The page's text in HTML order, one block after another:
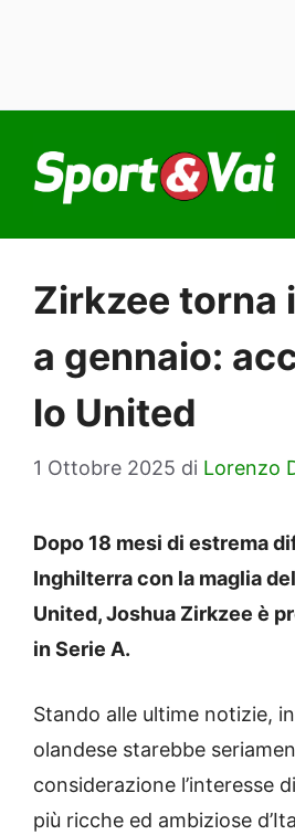
contenuto
Zirkzee torna
a gennaio:
lo United
1 Ottobre 2025 di Lorenzo
Dopo 18 mesi di estrema
Inghilterra con la maglia
United, Joshua Zirkzee è
in Serie A.
Stando alle ultime notizie,
olandese starebbe
considerazione l’interesse
più ricche ed ambiziose